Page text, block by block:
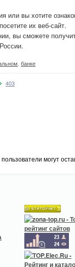
или вы хотите
их веб-сайт.
вы сможете
банке
403
могут